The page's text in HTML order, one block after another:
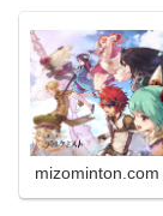
mizominton.com